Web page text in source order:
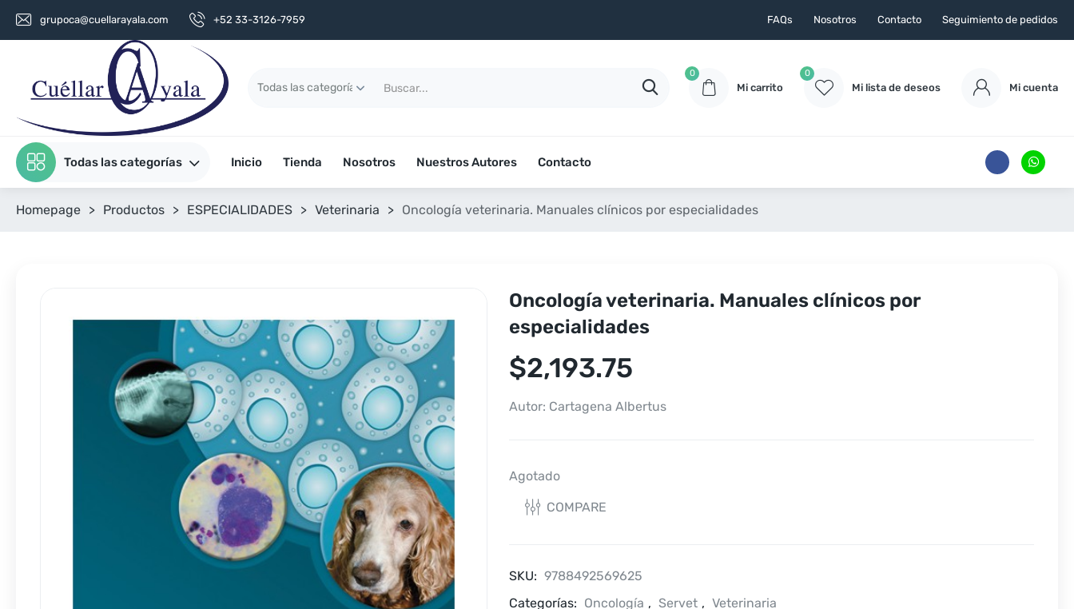
grupoca@cuellarayala.com +52 33-3126-7959 FAQs Nosotros Contacto Seguimiento de pedidos
0
Mi carrito
0
Mi lista de deseos Mi cuenta
Todas las categorías Inicio Tienda Nosotros Nuestros Autores Contacto
Homepage > Productos > ESPECIALIDADES > Veterinaria > Oncología veterinaria. Manuales clínicos por especialidades
Oncología veterinaria. Manuales clínicos por
especialidades
$2,193.75
Autor: Cartagena Albertus
Agotado
COMPARE
SKU: 9788492569625
Categorías: Oncología , Servet , Veterinaria